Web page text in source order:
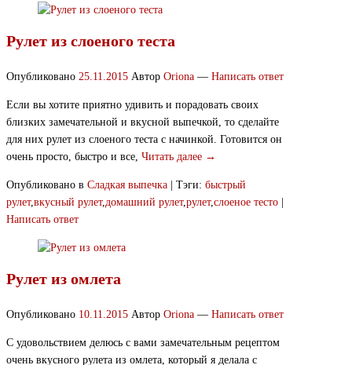
Рулет из слоеного теста
Опубликовано 25.11.2015 Автор Oriona — Написать ответ
Если вы хотите приятно удивить и порадовать своих
близких замечательной и вкусной выпечкой, то сделайте
для них рулет из слоеного теста с начинкой. Готовится он
очень просто, быстро и все, Читать далее →
Опубликовано в Сладкая выпечка Тэги: быстрый
рулет, вкусный рулет, домашний рулет, рулет, слоеное тесто
Написать ответ
Рулет из омлета
Опубликовано 10.11.2015 Автор Oriona — Написать ответ
С удовольствием делюсь с вами замечательным рецептом
очень вкусного рулета из омлета, который я делала с